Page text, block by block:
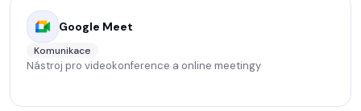
Google Meet
Komunikace
Nástroj pro videokonference a online meetingy